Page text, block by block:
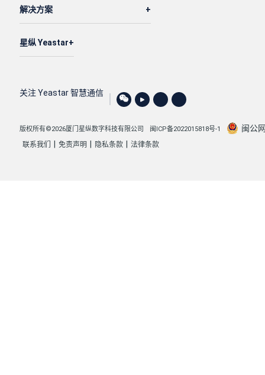
解决方案
星纵 Yeastar
关注 Yeastar 智慧通信
版权所有©2026厦门星纵数字科技有限公司 闽ICP备2022015818号-1 闽公
联系我们 免责声明 隐私条款 法律条款